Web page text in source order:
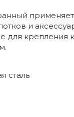
и
для крепления
сталь